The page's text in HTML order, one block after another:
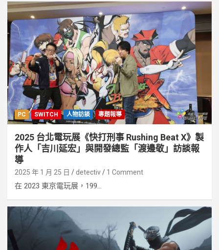
PC SWITCH 人物訪談 專題報導
2025 台北電玩展《快打刑事 Rushing Beat X》製
作人「吉川延宏」與開發總監「渡邊敬」訪談報
導
2025 年 1 月 25 日 detectiv 1 Comment
在 2023 東京電玩展，199...